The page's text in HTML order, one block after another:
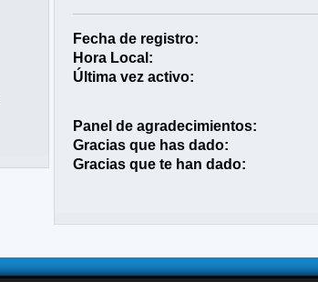
Fecha de registro:
Hora Local:
Última vez activo:
Panel de agradecimientos:
Gracias que has dado:
Gracias que te han dado: